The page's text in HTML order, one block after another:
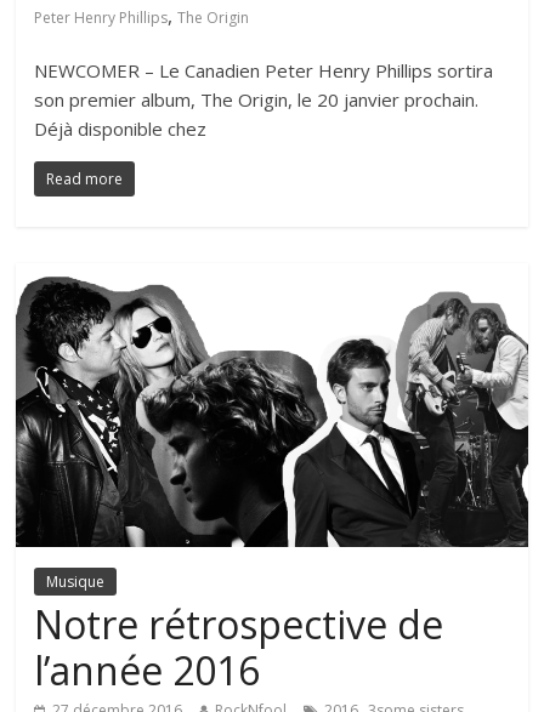
Peter Henry Phillips,The Origin
NEWCOMER – Le Canadien Peter Henry Phillips sortira
son premier album, The Origin, le 20 janvier prochain.
Déjà disponible chez
Read more
Musique
Notre rétrospective de
l’année 2016